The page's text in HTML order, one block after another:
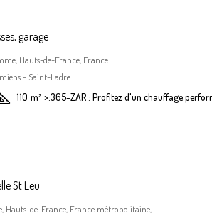
garage
Hauts-de-France, France
- Saint-Ladre
110 m² >:365-ZAR : Profitez d'un chauffage
St Leu
Hauts-de-France, France métropolitaine,